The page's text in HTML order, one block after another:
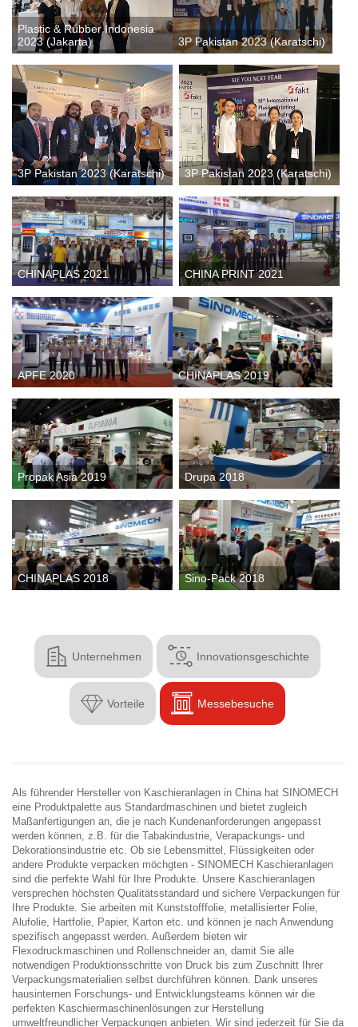
Plastic & Rubber Indonesia
2023 (Jakarta)
3P Pakistan 2023 (Karatschi)
3P Pakistan 2023 (Karatschi) 3P Pakistan 2023 (Karatschi)
CHINAPLAS 2021 CHINA PRINT 2021
APFE 2020 CHINAPLAS 2019
Propak Asia 2019 Drupa 2018
CHINAPLAS 2018 Sino-Pack 2018
 Unternehmen  Innovationsgeschichte
 Vorteile  Messebesuche
Als führender Hersteller von Kaschieranlagen in China hat SINOMECH
eine Produktpalette aus Standardmaschinen und bietet zugleich
Maßanfertigungen an, die je nach Kundenanforderungen angepasst
werden können, z.B. für die Tabakindustrie, Verapackungs- und
Dekorationsindustrie etc. Ob sie Lebensmittel, Flüssigkeiten oder
andere Produkte verpacken möchgten - SINOMECH Kaschieranlagen
sind die perfekte Wahl für Ihre Produkte. Unsere Kaschieranlagen
versprechen höchsten Qualitätsstandard und sichere Verpackungen für
Ihre Produkte. Sie arbeiten mit Kunststofffolie, metallisierter Folie,
Alufolie, Hartfolie, Papier, Karton etc. und können je nach Anwendung
spezifisch angepasst werden. Außerdem bieten wir
Flexodruckmaschinen und Rollenschneider an, damit Sie alle
notwendigen Produktionsschritte von Druck bis zum Zuschnitt Ihrer
Verpackungsmaterialien selbst durchführen können. Dank unseres
hausinternen Forschungs- und Entwicklungsteams können wir die
perfekten Kaschiermaschinenlösungen zur Herstellung
umweltfreundlicher Verpackungen anbieten. Wir sind jederzeit für Sie da